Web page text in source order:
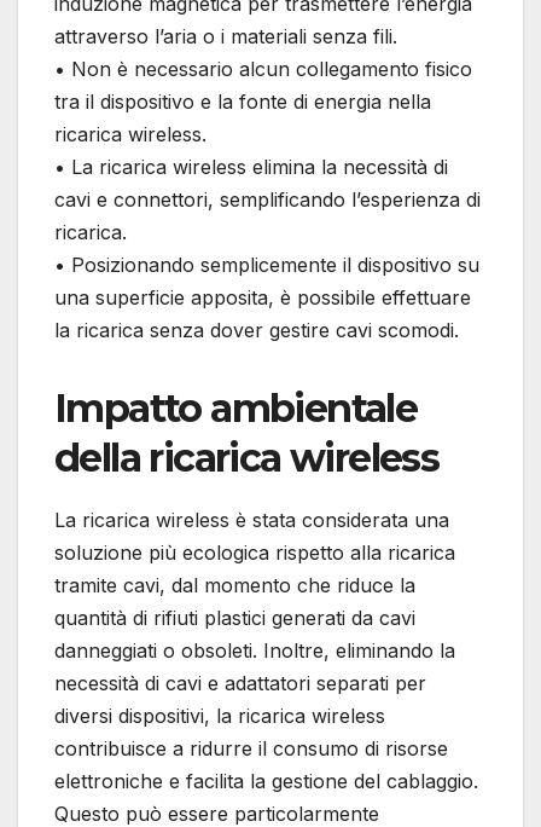
attraverso l’aria o i materiali senza fili.
• Non è necessario alcun collegamento fisico
tra il dispositivo e la fonte di energia nella
ricarica wireless.
• La ricarica wireless elimina la necessità di
cavi e connettori, semplificando l’esperienza di
ricarica.
• Posizionando semplicemente il dispositivo su
una superficie apposita, è possibile effettuare
la ricarica senza dover gestire cavi scomodi.
Impatto ambientale
della ricarica wireless
La ricarica wireless è stata considerata una
soluzione più ecologica rispetto alla ricarica
tramite cavi, dal momento che riduce la
quantità di rifiuti plastici generati da cavi
danneggiati o obsoleti. Inoltre, eliminando la
necessità di cavi e adattatori separati per
diversi dispositivi, la ricarica wireless
contribuisce a ridurre il consumo di risorse
elettroniche e facilita la gestione del cablaggio.
Questo può essere particolarmente